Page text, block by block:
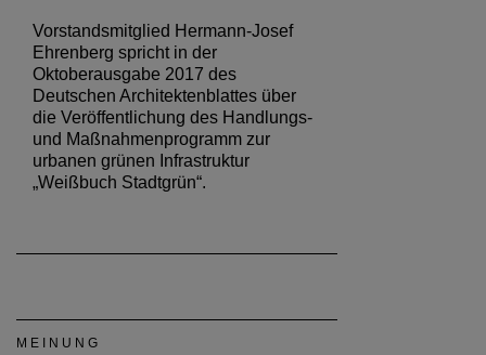
Vorstandsmitglied Hermann-Josef
Ehrenberg spricht in der
Oktoberausgabe 2017 des
Deutschen Architektenblattes über
die Veröffentlichung des Handlungs-
und Maßnahmenprogramm zur
urbanen grünen Infrastruktur
„Weißbuch Stadtgrün“.
MEINUNG